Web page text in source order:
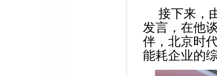
接下来，
发言，在他
伴，北京时
能耗企业的